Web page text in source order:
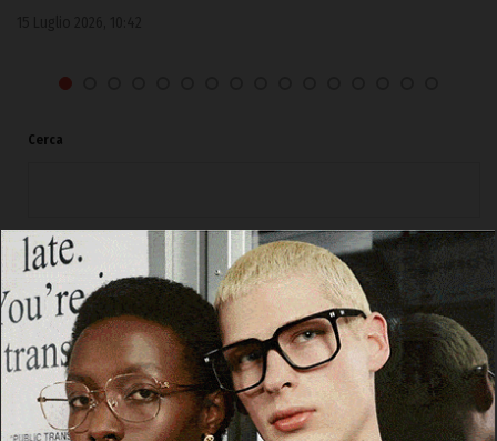
Cerca
Cerca
Facebook
Threads
Instagram
X YouTube